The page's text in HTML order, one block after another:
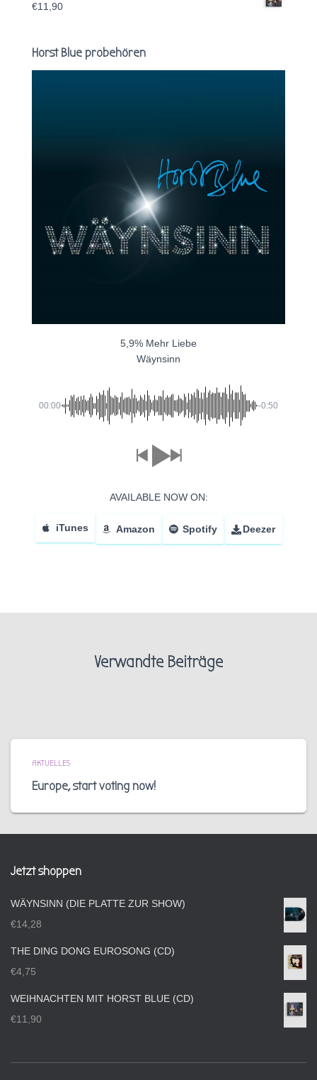
€11,90
Horst Blue probehören
5,9% Mehr Liebe
Wäynsinn
00:00 -0:50
AVAILABLE NOW ON:
iTunes Amazon Spotify Deezer
Verwandte Beiträge
AKTUELLES
Europe, start voting now!
Jetzt shoppen
WÄYNSINN (DIE PLATTE ZUR SHOW)
€14,28
THE DING DONG EUROSONG (CD)
€4,75
WEIHNACHTEN MIT HORST BLUE (CD)
€11,90